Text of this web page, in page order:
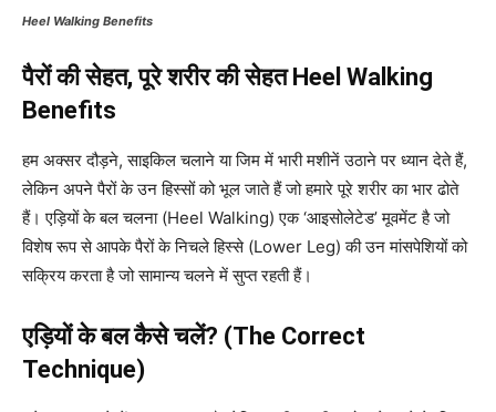
Heel Walking Benefits
पैरों की सेहत, पूरे शरीर की सेहत Heel Walking
Benefits
हम अक्सर दौड़ने, साइकिल चलाने या जिम में भारी मशीनें उठाने पर ध्यान देते हैं,
लेकिन अपने पैरों के उन हिस्सों को भूल जाते हैं जो हमारे पूरे शरीर का भार ढोते
हैं। एड़ियों के बल चलना (Heel Walking) एक ‘आइसोलेटेड’ मूवमेंट है जो
विशेष रूप से आपके पैरों के निचले हिस्से (Lower Leg) की उन मांसपेशियों को
सक्रिय करता है जो सामान्य चलने में सुप्त रहती हैं।
एड़ियों के बल कैसे चलें? (The Correct
Technique)